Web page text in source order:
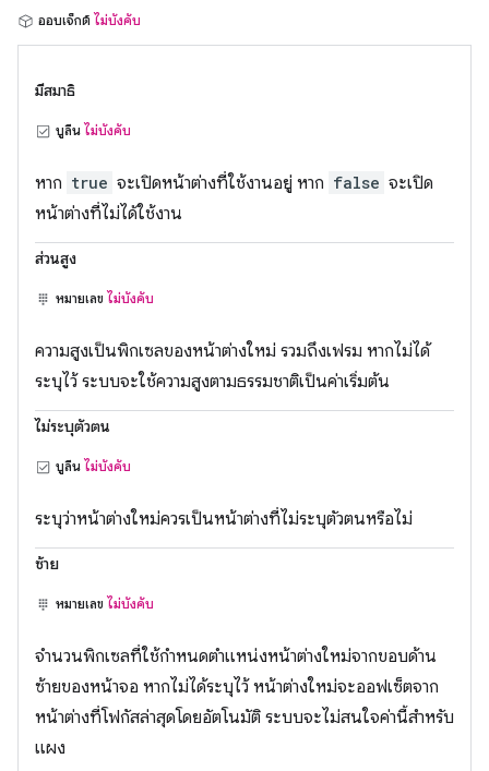
ออบเจ็กต์ ไม่บังคับ
มีสมาธิ
บูลีน ไม่บังคับ
หาก true จะเปิดหน้าต่างที่ใช้งานอยู่ หาก false จะเปิด
หน้าต่างที่ไม่ได้ใช้งาน
ส่วนสูง
หมายเลข ไม่บังคับ
ความสูงเป็นพิกเซลของหน้าต่างใหม่ รวมถึงเฟรม หากไม่ได้
ระบุไว้ ระบบจะใช้ความสูงตามธรรมชาติเป็นค่าเริ่มต้น
ไม่ระบุตัวตน
บูลีน ไม่บังคับ
ระบุว่าหน้าต่างใหม่ควรเป็นหน้าต่างที่ไม่ระบุตัวตนหรือไม่
ซ้าย
หมายเลข ไม่บังคับ
จำนวนพิกเซลที่ใช้กำหนดตำแหน่งหน้าต่างใหม่จากขอบด้าน
ซ้ายของหน้าจอ หากไม่ได้ระบุไว้ หน้าต่างใหม่จะออฟเซ็ตจาก
หน้าต่างที่โฟกัสล่าสุดโดยอัตโนมัติ ระบบจะไม่สนใจค่านี้สำหรับ
แผง